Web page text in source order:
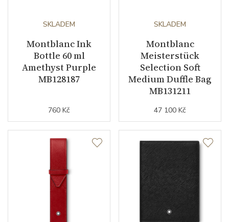
SKLADEM
Montblanc Ink
Bottle 60 ml
Amethyst Purple
MB128187
760 Kč
SKLADEM
Montblanc
Meisterstück
Selection Soft
Medium Duffle Bag
MB131211
47 100 Kč